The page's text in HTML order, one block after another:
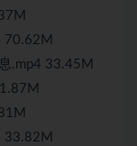
70.62M
.mp4 33.45M
33.82M